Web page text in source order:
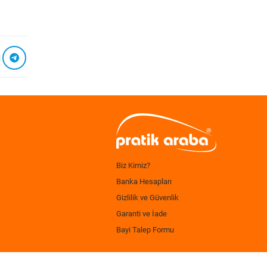
Biz Kimiz?
Banka Hesapları
Gizlilik ve Güvenlik
Garanti ve İade
Bayi Talep Formu